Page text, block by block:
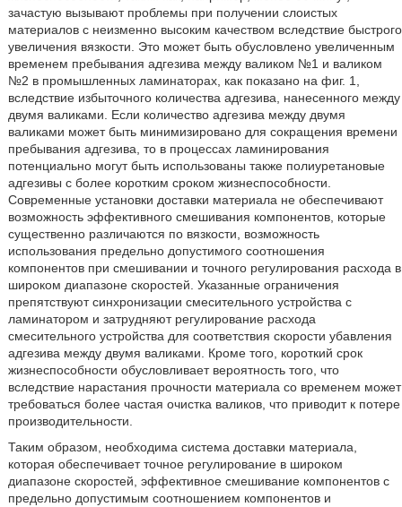
зачастую вызывают проблемы при получении слоистых
материалов с неизменно высоким качеством вследствие быстрого
увеличения вязкости. Это может быть обусловлено увеличенным
временем пребывания адгезива между валиком №1 и валиком
№2 в промышленных ламинаторах, как показано на фиг. 1,
вследствие избыточного количества адгезива, нанесенного между
двумя валиками. Если количество адгезива между двумя
валиками может быть минимизировано для сокращения времени
пребывания адгезива, то в процессах ламинирования
потенциально могут быть использованы также полиуретановые
адгезивы с более коротким сроком жизнеспособности.
Современные установки доставки материала не обеспечивают
возможность эффективного смешивания компонентов, которые
существенно различаются по вязкости, возможность
использования предельно допустимого соотношения
компонентов при смешивании и точного регулирования расхода в
широком диапазоне скоростей. Указанные ограничения
препятствуют синхронизации смесительного устройства с
ламинатором и затрудняют регулирование расхода
смесительного устройства для соответствия скорости убавления
адгезива между двумя валиками. Кроме того, короткий срок
жизнеспособности обусловливает вероятность того, что
вследствие нарастания прочности материала со временем может
требоваться более частая очистка валиков, что приводит к потере
производительности.
Таким образом, необходима система доставки материала,
которая обеспечивает точное регулирование в широком
диапазоне скоростей, эффективное смешивание компонентов с
предельно допустимым соотношением компонентов и